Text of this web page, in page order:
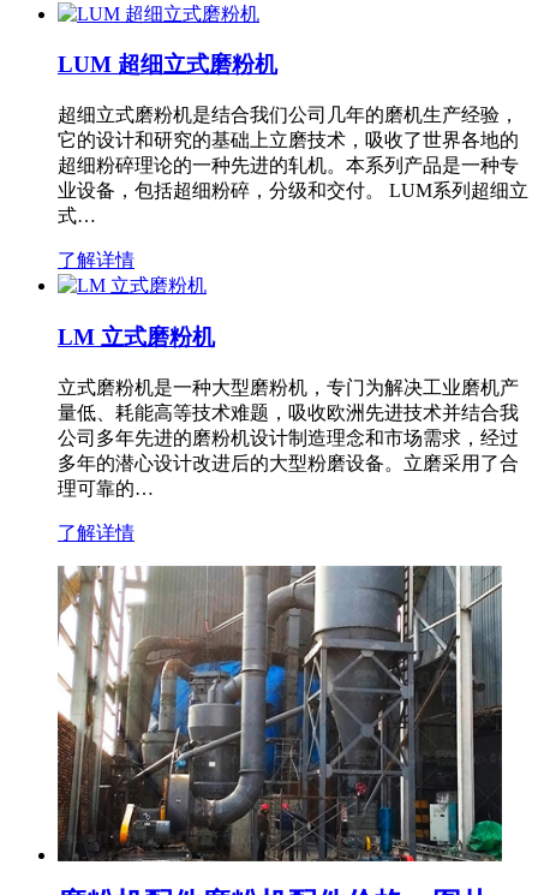
LUM 超细立式磨粉机
超细立式磨粉机是结合我们公司几年的磨机生产经验，
它的设计和研究的基础上立磨技术，吸收了世界各地的
超细粉碎理论的一种先进的轧机。本系列产品是一种专
业设备，包括超细粉碎，分级和交付。 LUM系列超细立
式…
了解详情
LM 立式磨粉机
立式磨粉机是一种大型磨粉机，专门为解决工业磨机产
量低、耗能高等技术难题，吸收欧洲先进技术并结合我
公司多年先进的磨粉机设计制造理念和市场需求，经过
多年的潜心设计改进后的大型粉磨设备。立磨采用了合
理可靠的…
了解详情